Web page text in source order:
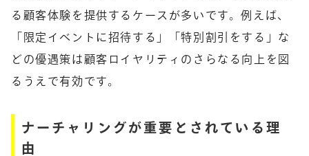
る顧客体験を提供するケースが多いです。例えば、
「限定イベントに招待する」「特別割引をする」な
どの優遇策は顧客ロイヤリティのさらなる向上を図
るうえで有効です。
ナーチャリングが重要とされている理
由